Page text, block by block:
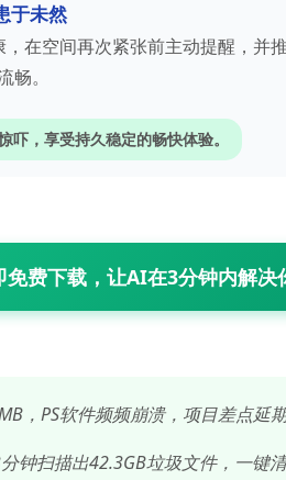
于未然
在空间再次紧张前主动提醒，并
。
吓，享受持久稳定的畅快体验。
免费下载，让AI在3分钟内解决
，PS软件频频崩溃，项目差点延期
钟扫描出42.3GB垃圾文件，一键